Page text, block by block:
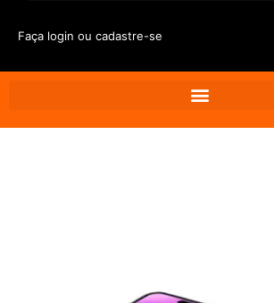
Faça login ou cadastre-se